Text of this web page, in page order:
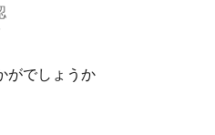
がでしょうか